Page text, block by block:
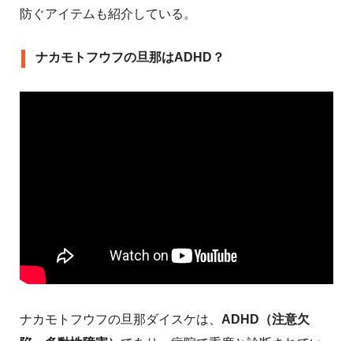
防ぐアイテムも紹介している。
ナカモトフウフの旦那はADHD？
ナカモトフウフの旦那ダイスケは、 ADHD（注意欠